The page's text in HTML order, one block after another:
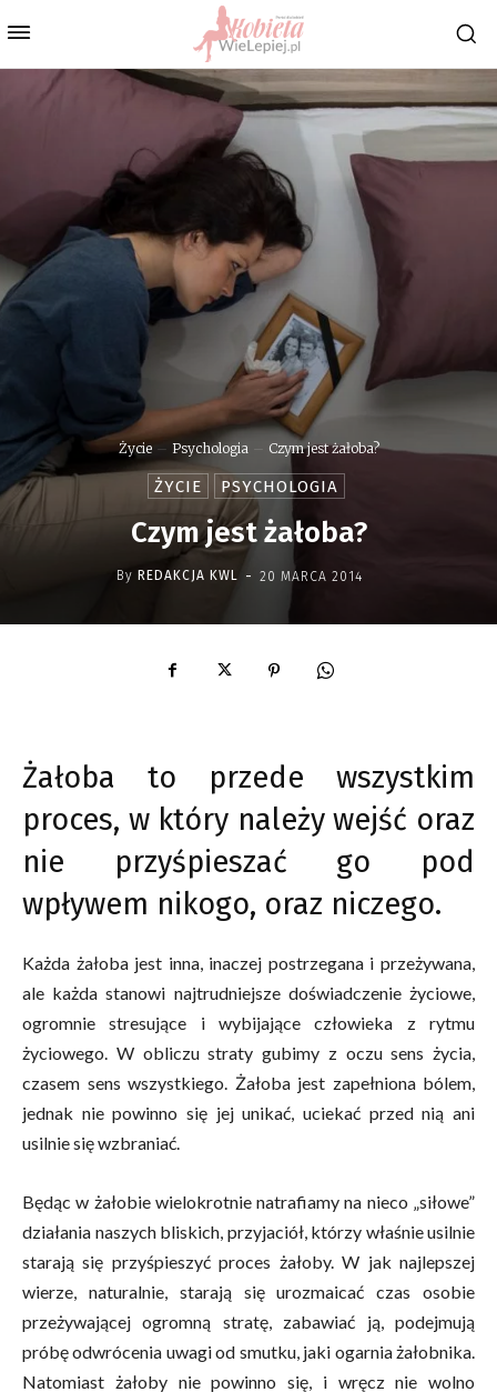
Życie Psychologia Czym jest żałoba?
ŻYCIE PSYCHOLOGIA
Czym jest żałoba?
By REDAKCJA KWL - 20 MARCA 2014
Żałoba to przede wszystkim
proces, w który należy wejść oraz
nie przyśpieszać go pod
wpływem nikogo, oraz niczego.
Każda żałoba jest inna, inaczej postrzegana i przeżywana,
ale każda stanowi najtrudniejsze doświadczenie życiowe,
ogromnie stresujące i wybijające człowieka z rytmu
życiowego. W obliczu straty gubimy z oczu sens życia,
czasem sens wszystkiego. Żałoba jest zapełniona bólem,
jednak nie powinno się jej unikać, uciekać przed nią ani
usilnie się wzbraniać.
Będąc w żałobie wielokrotnie natrafiamy na nieco „siłowe”
działania naszych bliskich, przyjaciół, którzy właśnie usilnie
starają się przyśpieszyć proces żałoby. W jak najlepszej
wierze, naturalnie, starają się urozmaicać czas osobie
przeżywającej ogromną stratę, zabawiać ją, podejmują
próbę odwrócenia uwagi od smutku, jaki ogarnia żałobnika.
Natomiast żałoby nie powinno się, i wręcz nie wolno